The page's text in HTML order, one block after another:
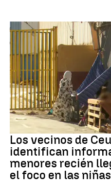
Ceuta
Los vecinos de
identifican
menores recién
el foco en las niñas